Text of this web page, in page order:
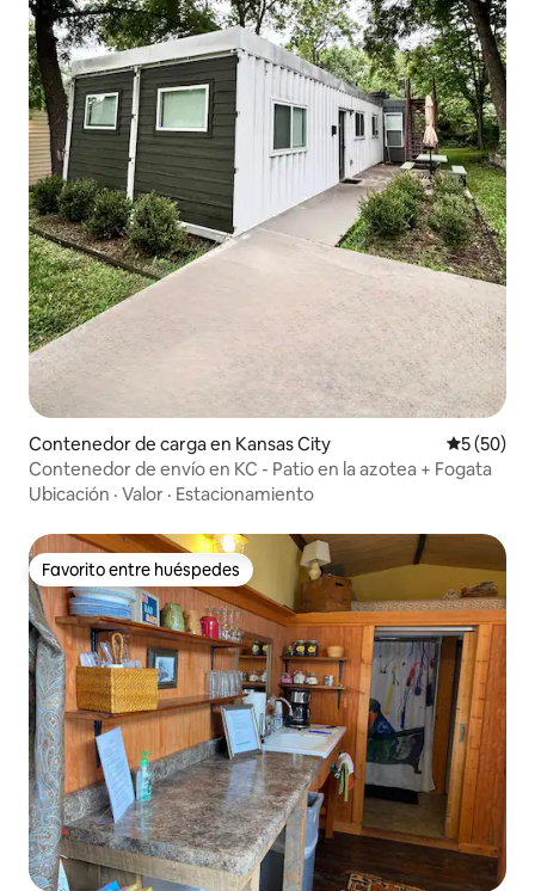
Contenedor de carga en Kansas City
5 (50)
Contenedor de envío en KC - Patio en la azotea + Fogata
Ubicación · Valor · Estacionamiento
Favorito entre huéspedes
Favorito entre huéspedes